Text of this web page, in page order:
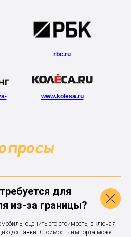
rbc.ru
www.kolesa.ru
для
из-за границы?
оценить его стоимость, включая
доставки. Стоимость импорта может